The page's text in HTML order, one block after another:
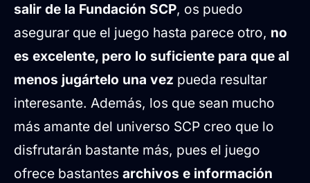
salir de la Fundación SCP, os puedo
asegurar que el juego hasta parece otro, no
es excelente, pero lo suficiente para que al
menos jugártelo una vez pueda resultar
interesante. Además, los que sean mucho
más amante del universo SCP creo que lo
disfrutarán bastante más, pues el juego
ofrece bastantes archivos e información